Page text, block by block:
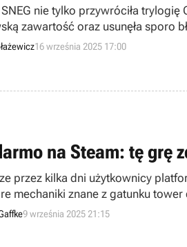
nie tylko przywróciła
zawartość oraz usunęła sporo
16 września 2025 17:00
na Steam: tę grę
przez kilka dni użytkownicy
mechaniki znane z gatunku tower
9 września 2025 21:15